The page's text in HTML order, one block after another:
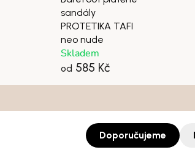
sandály
PROTETIKA TAFI
neo nude
Skladem
od 585 Kč
Doporučujeme